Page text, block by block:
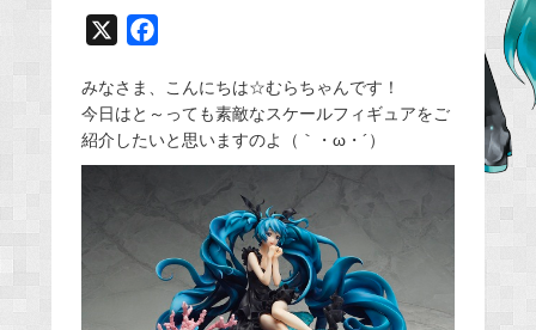
c
e
b
o
みなさま、こんにちは☆むらちゃんです！
今日はと～っても素敵なスケールフィギュアをご
紹介したいと思いますのよ（｀・ω・´）